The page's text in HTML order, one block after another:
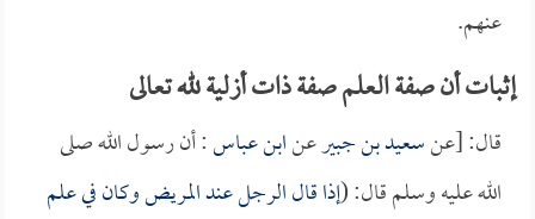
عنهم.
إثبات أن صفة العلم صفة ذات أزلية لله تعالى
قال: [عنسعيد بن جبيرعنابن عباس: أن رسول الله صلى
الله عليه وسلم قال: (إذا قال الرجل عند المريض وكان في علم